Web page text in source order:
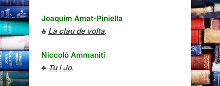
Joaquim Amat-Piniella
♣ La clau de volta.
Niccoló Ammaniti
♣ Tu i Jo.